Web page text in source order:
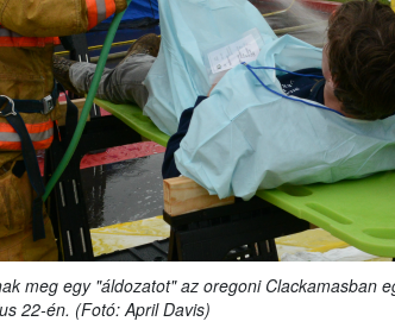
meg egy "áldozatot" az oregoni Clackamasban
22-én. (Fotó: April Davis)